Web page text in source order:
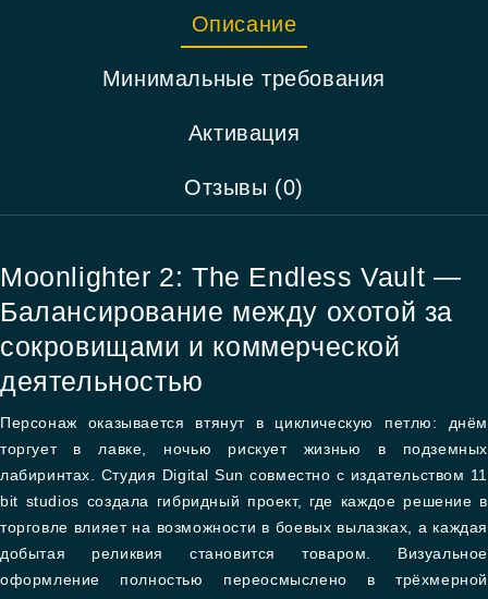
Описание
Минимальные требования
Активация
Отзывы (0)
Moonlighter 2: The Endless Vault —
Балансирование между охотой за
сокровищами и коммерческой
деятельностью
Персонаж оказывается втянут в циклическую петлю: днём
торгует в лавке, ночью рискует жизнью в подземных
лабиринтах. Студия Digital Sun совместно с издательством 11
bit studios создала гибридный проект, где каждое решение в
торговле влияет на возможности в боевых вылазках, а каждая
добытая реликвия становится товаром. Визуальное
оформление полностью переосмыслено в трёхмерной